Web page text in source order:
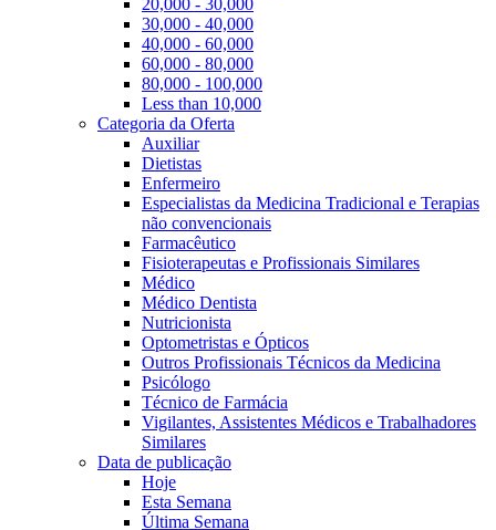
30,000 - 40,000
40,000 - 60,000
60,000 - 80,000
80,000 - 100,000
Less than 10,000
Categoria da Oferta
Auxiliar
Dietistas
Enfermeiro
Especialistas da Medicina Tradicional e Terapias
não convencionais
Farmacêutico
Fisioterapeutas e Profissionais Similares
Médico
Médico Dentista
Nutricionista
Optometristas e Ópticos
Outros Profissionais Técnicos da Medicina
Psicólogo
Técnico de Farmácia
Vigilantes, Assistentes Médicos e Trabalhadores
Similares
Data de publicação
Hoje
Esta Semana
Última Semana